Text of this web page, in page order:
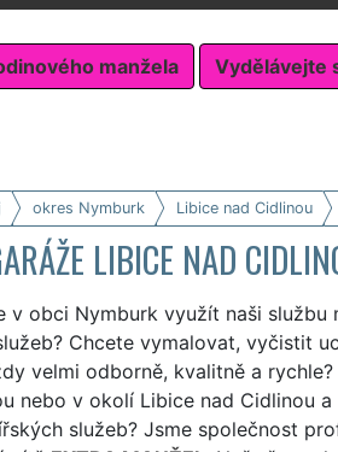
manžela Vydělávejte
okres Nymburk Libice nad Cidlinou
LIBICE NAD
v obci Nymburk využít naši
Chcete vymalovat, vyčistit
velmi odborně, kvalitně a
nebo v okolí Libice nad Cidlinou
služeb? Jsme společnost